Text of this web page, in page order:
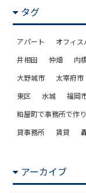
タグ
アパート オフィス
井相田
仲畑 内
大野城市
太宰府市
東区
水城 福岡
粕屋町で事務所で作
貸事務所
賃貸
アーカイブ